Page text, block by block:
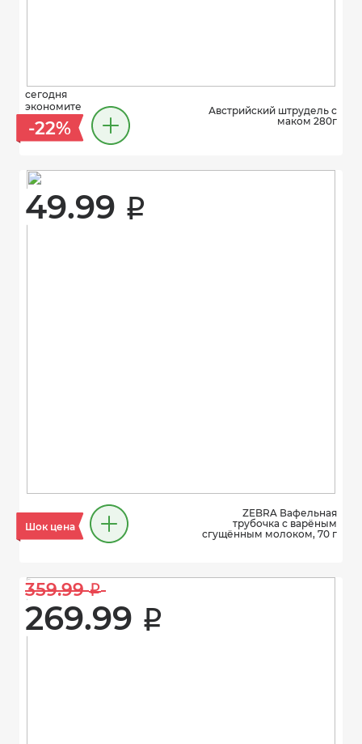
сегодня
экономите
-22%
Австрийский штрудель с
маком 280г
49.99 i
Шок цена
ZEBRA Вафельная
трубочка с варёным
сгущённым молоком, 70 г
359.99 i
269.99 i